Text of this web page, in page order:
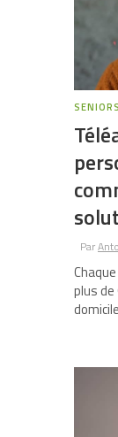
SENIORS
Par
plus